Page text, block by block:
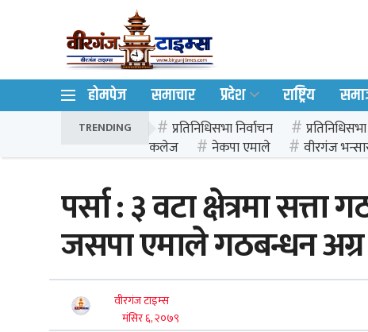
होमपेज समाचार प्रदेश राष्ट्रिय
TRENDING प्रतिनिधिसभा निर्वाचन
कलेज
नेकपा एमाले वीरगंज
पर्सा : ३ वटा क्षेत्रमा सत्ता
जसपा एमाले गठबन्धन
वीरगंज टाइम्स
मंसिर ६, २०७९